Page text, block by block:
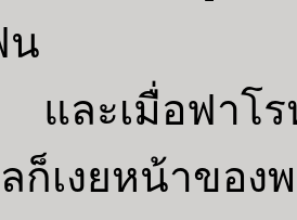
น
ละเมื่อฟาโ
ลก็เงยหน้าข